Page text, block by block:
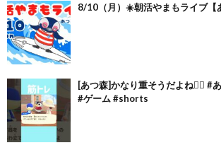
8/10（月）☀️朝活やまもライブ【
[あつ森]かなり重そうだよね🏋🏻 #
#ゲーム #shorts